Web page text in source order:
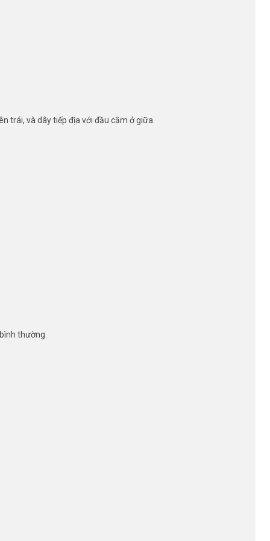
trái, và dây tiếp địa với đầu cắm ở giữa.
thường.